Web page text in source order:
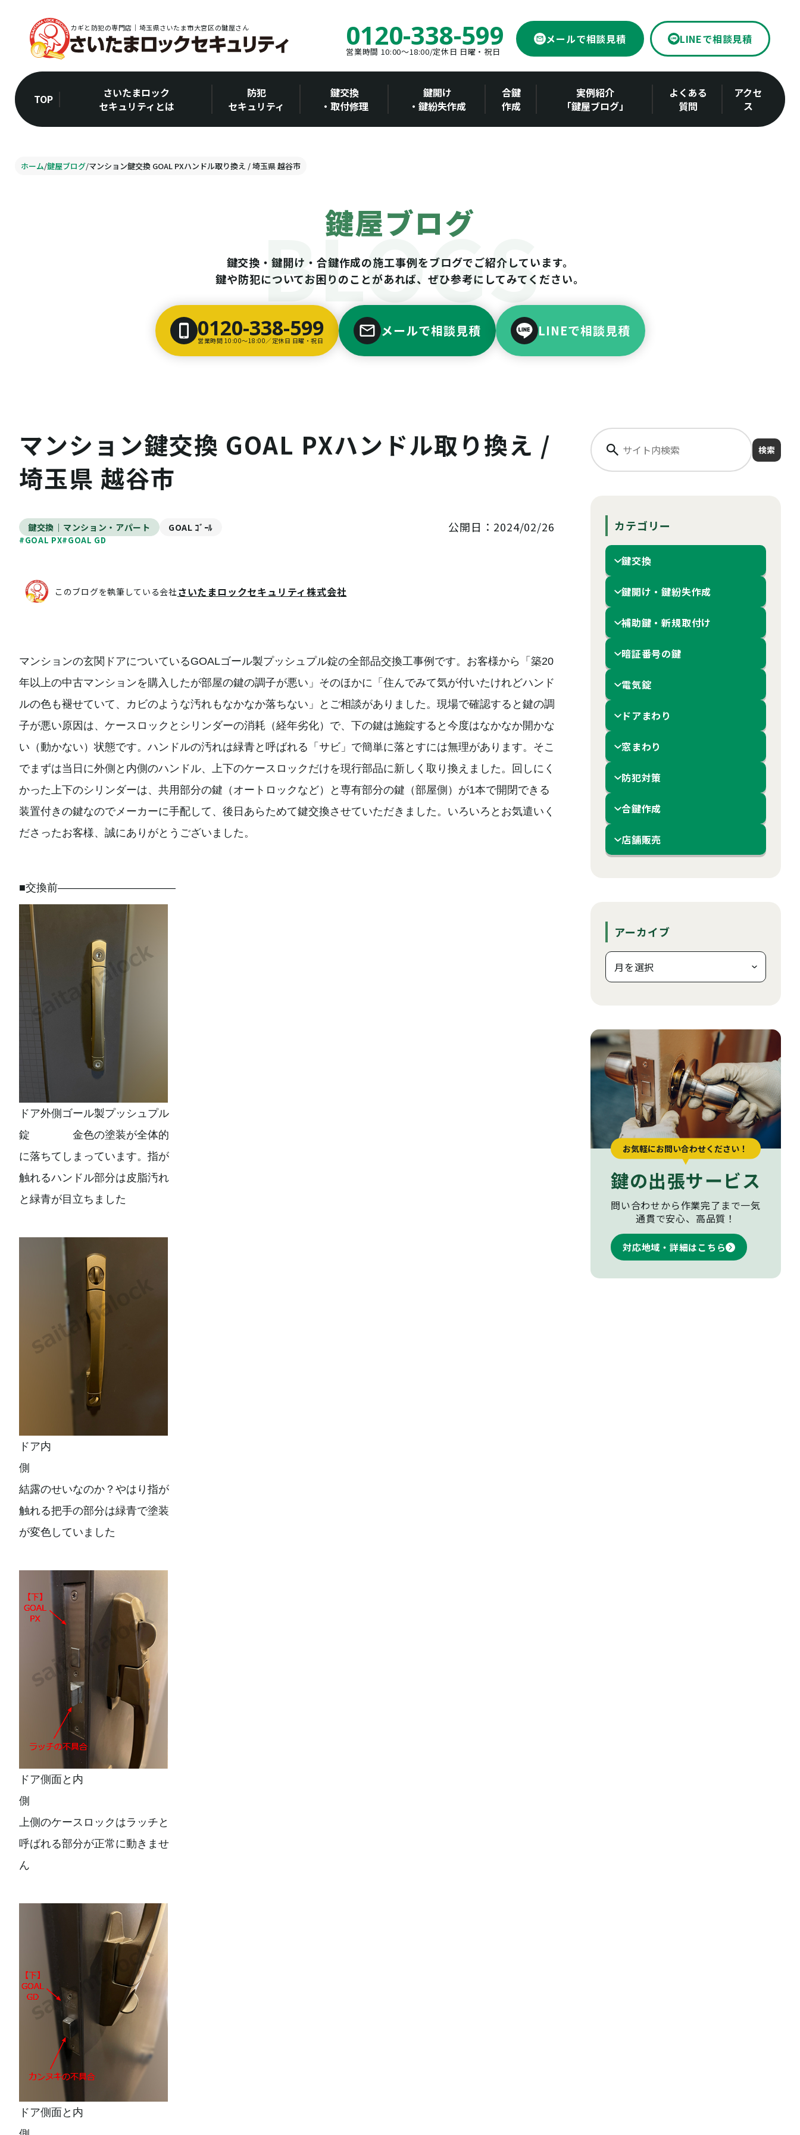
カギと防犯の専門店｜埼玉県さいたま市大宮区の鍵屋さん 0120-338-599
営業時間 10:00～18:00/定休日 日曜・祝日
メールで相談見積 LINEで相談見積
TOP
さいたまロック
セキュリティとは
防犯
セキュリティ
鍵交換
・取付修理
鍵開け
・鍵紛失作成
合鍵
作成
実例紹介
「鍵屋ブログ」
よくある
質問
アクセ
ス
ホーム/鍵屋ブログ/マンション鍵交換 GOAL PXハンドル取り換え / 埼玉県 越谷市
鍵屋ブログ
鍵交換・鍵開け・合鍵作成の施工事例をブログでご紹介しています。
鍵や防犯についてお困りのことがあれば、ぜひ参考にしてみてください。
0120-338-599
営業時間 10:00〜18:00／定休日 日曜・祝日
メールで相談見積 LINEで相談見積
マンション鍵交換 GOAL PXハンドル取り換え /
埼玉県 越谷市
鍵交換｜マンション・アパート GOAL ｺﾞｰﾙ
#GOAL PX#GOAL GD
公開日：2024/02/26
このブログを執筆している会社さいたまロックセキュリティ株式会社
マンションの玄関ドアについているGOALゴール製プッシュプル錠の全部品交換工事例です。お客様から「築20
年以上の中古マンションを購入したが部屋の鍵の調子が悪い」そのほかに「住んでみて気が付いたけれどハンド
ルの色も褪せていて、カビのような汚れもなかなか落ちない」とご相談がありました。現場で確認すると鍵の調
子が悪い原因は、ケースロックとシリンダーの消耗（経年劣化）で、下の鍵は施錠すると今度はなかなか開かな
い（動かない）状態です。ハンドルの汚れは緑青と呼ばれる「サビ」で簡単に落とすには無理があります。そこ
でまずは当日に外側と内側のハンドル、上下のケースロックだけを現行部品に新しく取り換えました。回しにく
かった上下のシリンダーは、共用部分の鍵（オートロックなど）と専有部分の鍵（部屋側）が1本で開閉できる
装置付きの鍵なのでメーカーに手配して、後日あらためて鍵交換させていただきました。いろいろとお気遣いく
ださったお客様、誠にありがとうございました。
■交換前———————————
ドア外側ゴール製プッシュプル
錠 金色の塗装が全体的
に落ちてしまっています。指が
触れるハンドル部分は皮脂汚れ
と緑青が目立ちました
ドア内
側
結露のせいなのか？やはり指が
触れる把手の部分は緑青で塗装
が変色していました
ドア側面と内
側
上側のケースロックはラッチと
呼ばれる部分が正常に動きませ
ん
ドア側面と内
検索
カテゴリー
鍵交換
鍵開け・鍵紛失作成
補助鍵・新規取付け
暗証番号の鍵
電気錠
ドアまわり
窓まわり
防犯対策
合鍵作成
店舗販売
アーカイブ
お気軽にお問い合わせください！
鍵の出張サービス
問い合わせから作業完了まで一気
通貫で安心、高品質！
対応地域・詳細はこちら